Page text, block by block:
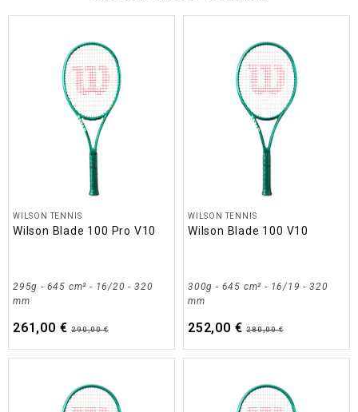
WILSON TENNIS
Wilson Blade 100 Pro V10
295g - 645 cm² - 16/20 - 320
mm
261,00 € 290,00 €
WILSON TENNIS
Wilson Blade 100 V10
300g - 645 cm² - 16/19 - 320
mm
252,00 € 280,00 €